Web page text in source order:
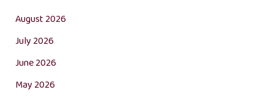
August 2026
July 2026
June 2026
May 2026